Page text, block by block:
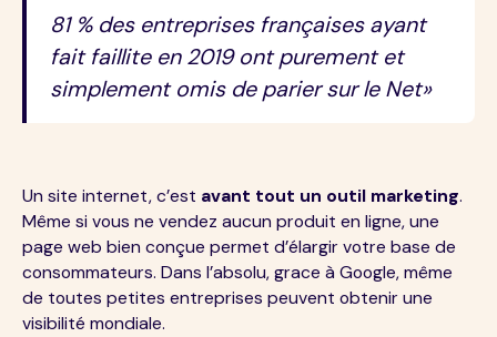
81 % des entreprises françaises ayant
fait faillite en 2019 ont purement et
simplement omis de parier sur le Net»
Un site internet, c’est avant tout un outil marketing.
Même si vous ne vendez aucun produit en ligne, une
page web bien conçue permet d’élargir votre base de
consommateurs. Dans l’absolu, grace à Google, même
de toutes petites entreprises peuvent obtenir une
visibilité mondiale.